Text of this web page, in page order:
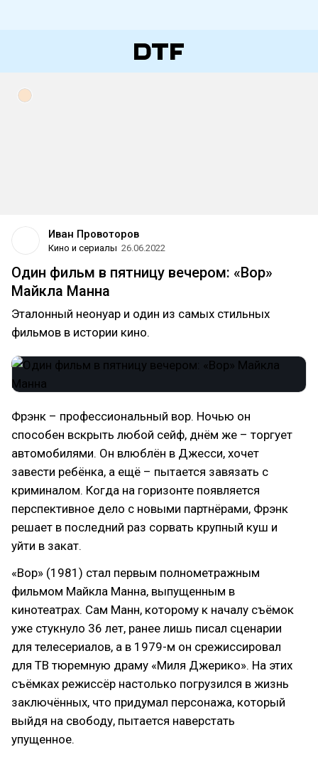
Иван Провоторов
Кино и сериалы 26.06.2022
Один фильм в пятницу вечером: «Вор»
Майкла Манна
Эталонный неонуар и один из самых стильных
фильмов в истории кино.
Фрэнк – профессиональный вор. Ночью он
способен вскрыть любой сейф, днём же – торгует
автомобилями. Он влюблён в Джесси, хочет
завести ребёнка, а ещё – пытается завязать с
криминалом. Когда на горизонте появляется
перспективное дело с новыми партнёрами, Фрэнк
решает в последний раз сорвать крупный куш и
уйти в закат.
«Вор» (1981) стал первым полнометражным
фильмом Майкла Манна, выпущенным в
кинотеатрах. Сам Манн, которому к началу съёмок
уже стукнуло 36 лет, ранее лишь писал сценарии
для телесериалов, а в 1979-м он срежиссировал
для ТВ тюремную драму «Миля Джерико». На этих
съёмках режиссёр настолько погрузился в жизнь
заключённых, что придумал персонажа, который
выйдя на свободу, пытается наверстать
упущенное.